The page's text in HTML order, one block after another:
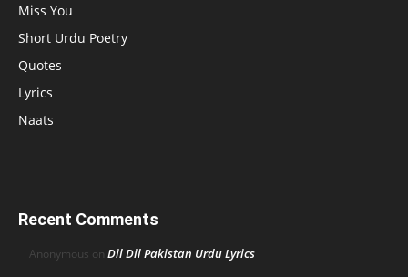
Miss You
Short Urdu Poetry
Quotes
Lyrics
Naats
Recent Comments
Anonymous on Dil Dil Pakistan Urdu Lyrics